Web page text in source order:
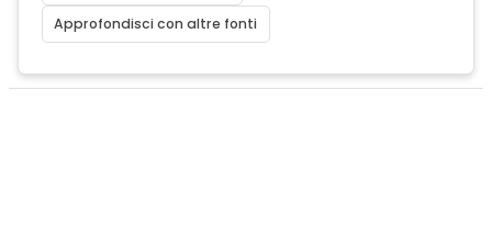
Approfondisci con altre fonti